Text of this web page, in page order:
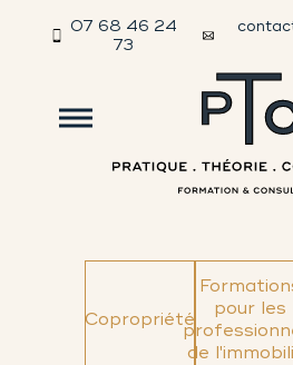
07 68 46 24
73
Copropriété
pour les
de